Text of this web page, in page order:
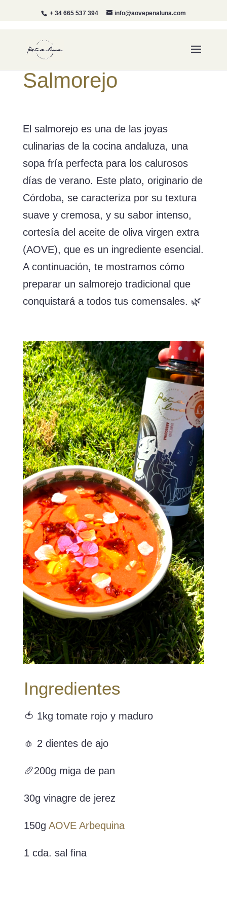
+ 34 665 537 394 info@aovepenaluna.com
Salmorejo
El salmorejo es una de las joyas
culinarias de la cocina andaluza, una
sopa fría perfecta para los calurosos
días de verano. Este plato, originario de
Córdoba, se caracteriza por su textura
suave y cremosa, y su sabor intenso,
cortesía del aceite de oliva virgen extra
(AOVE), que es un ingrediente esencial.
A continuación, te mostramos cómo
preparar un salmorejo tradicional que
conquistará a todos tus comensales. 🌿
Ingredientes
🍅 1kg tomate rojo y maduro
🧄 2 dientes de ajo
🥖200g miga de pan
30g vinagre de jerez
150g AOVE Arbequina
1 cda. sal fina